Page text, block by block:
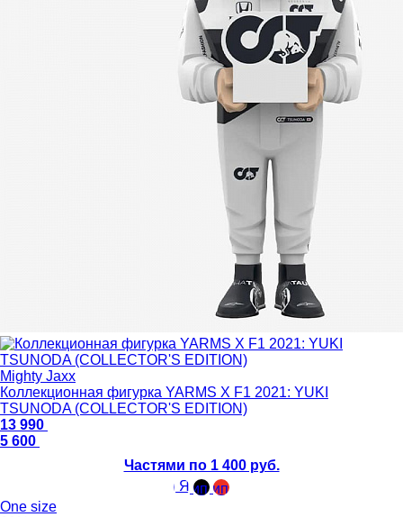
Mighty Jaxx
Коллекционная фигурка YARMS X F1 2021: YUKI
TSUNODA (COLLECTOR'S EDITION)
13 990
5 600
Частями по 1 400 руб.
One size